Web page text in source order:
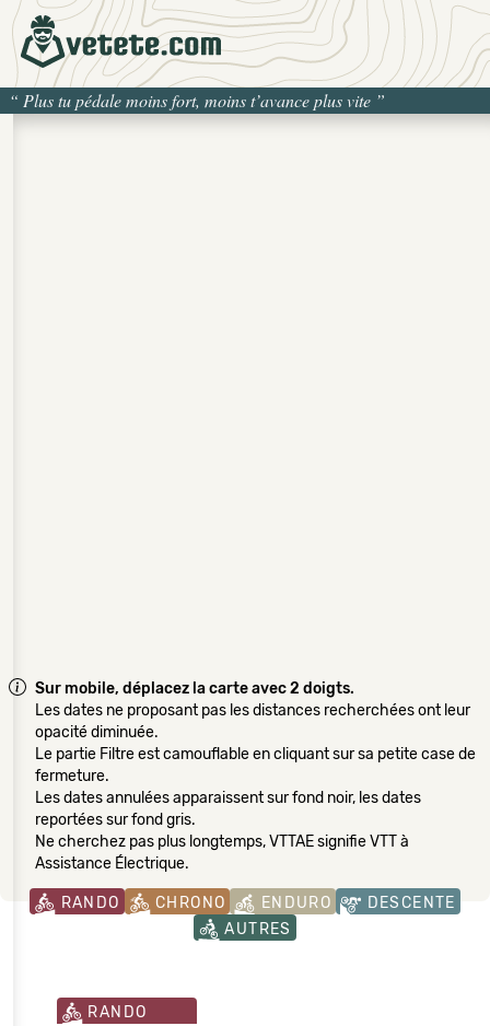
“ Plus tu pédale moins fort, moins t’avance plus vite ”
Sur mobile, déplacez la carte avec 2 doigts.
Les dates ne proposant pas les distances recherchées ont leur
opacité diminuée.
Le partie Filtre est camouflable en cliquant sur sa petite case de
fermeture.
Les dates annulées apparaissent sur fond noir, les dates
reportées sur fond gris.
Ne cherchez pas plus longtemps, VTTAE signifie VTT à
Assistance Électrique.
RANDO CHRONO ENDURO
DESCENTE
AUTRES
RANDO